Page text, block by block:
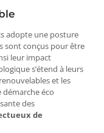
adopte une posture
sont conçus pour être
leur impact
s’étend à leurs
et les
éco
des
de